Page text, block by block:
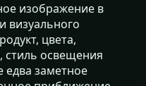
изображение в
визуального
цвета,
стиль освещения
заметное